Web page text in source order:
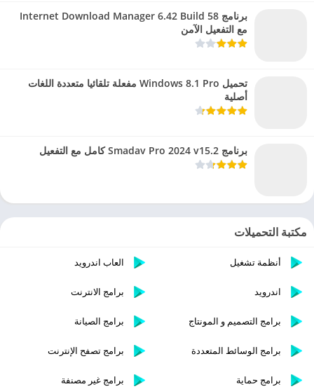
برنامج Internet Download Manager 6.42 Build 58
مع التفعيل الآمن
تحميل Windows 8.1 Pro مفعلة تلقائيا متعددة اللغات
أصلية
برنامج Smadav Pro 2024 v15.2 كامل مع التفعيل
مكتبة التحميلات
أنظمة تشغيل العاب اندرويد
اندرويد برامج الانترنت
برامج التصميم و المونتاج برامج الصيانة
برامج الوسائط المتعددة برامج تصفح الإنترنت
برامج حماية برامج غير مصنفة